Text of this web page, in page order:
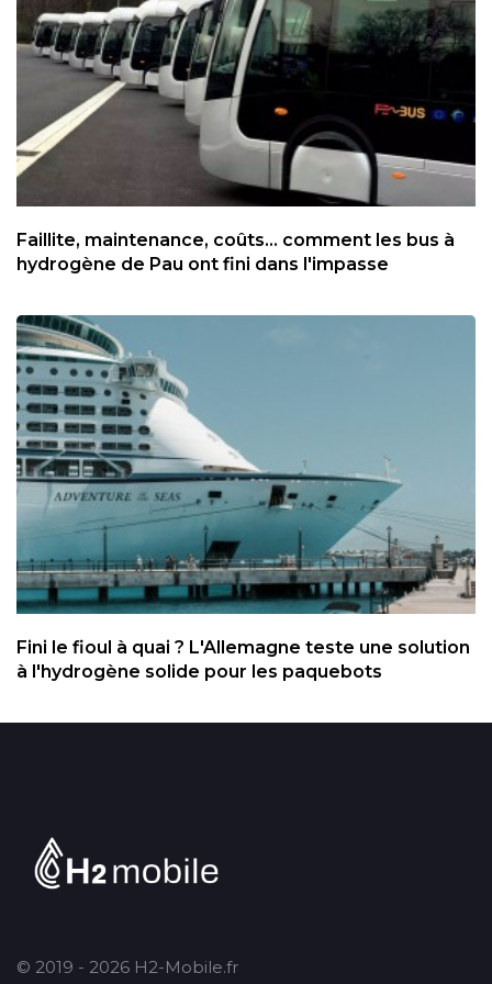
Faillite, maintenance, coûts... comment les bus à
hydrogène de Pau ont fini dans l'impasse
Fini le fioul à quai ? L'Allemagne teste une solution
à l'hydrogène solide pour les paquebots
© 2019 - 2026 H2-Mobile.fr